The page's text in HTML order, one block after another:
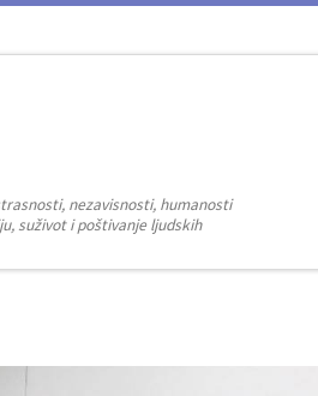
nezavisnosti, humanosti
suživot i poštivanje ljudskih